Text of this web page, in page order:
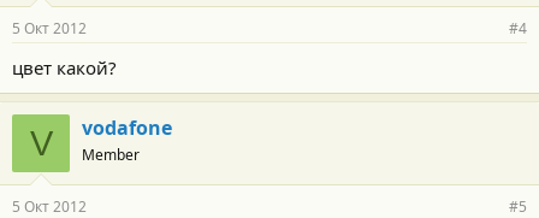
5 Окт 2012 #4
цвет какой?
V vodafone
Member
5 Окт 2012 #5